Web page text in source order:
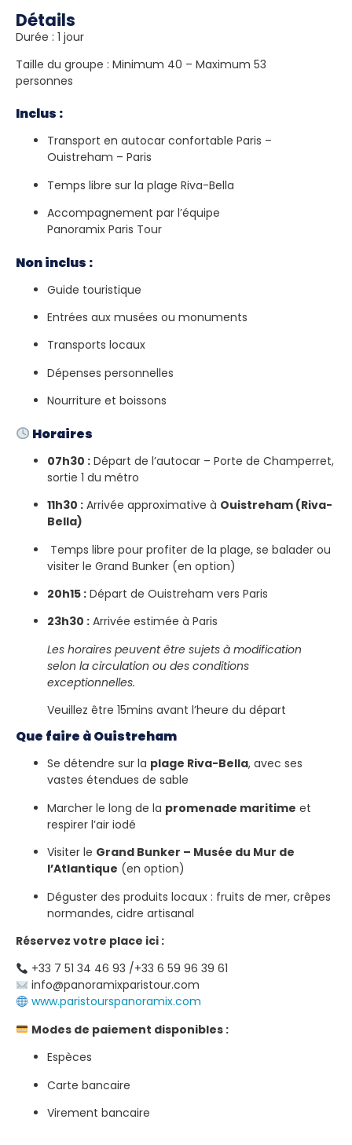
Détails
Durée : 1 jour
Taille du groupe : Minimum 40 – Maximum 53
personnes
Inclus :
Transport en autocar confortable Paris –
Ouistreham – Paris
Temps libre sur la plage Riva-Bella
Accompagnement par l’équipe
Panoramix Paris Tour
Non inclus :
Guide touristique
Entrées aux musées ou monuments
Transports locaux
Dépenses personnelles
Nourriture et boissons
Horaires
07h30 : Départ de l’autocar – Porte de Champerret,
sortie 1 du métro
11h30 : Arrivée approximative à Ouistreham (Riva-
Bella)
Temps libre pour profiter de la plage, se balader ou
visiter le Grand Bunker (en option)
20h15 : Départ de Ouistreham vers Paris
23h30 : Arrivée estimée à Paris
Les horaires peuvent être sujets à modification
selon la circulation ou des conditions
exceptionnelles.
Veuillez être 15mins avant l’heure du départ
Que faire à Ouistreham
Se détendre sur la plage Riva-Bella, avec ses
vastes étendues de sable
Marcher le long de la promenade maritime et
respirer l’air iodé
Visiter le Grand Bunker – Musée du Mur de
l’Atlantique (en option)
Déguster des produits locaux : fruits de mer, crêpes
normandes, cidre artisanal
Réservez votre place ici :
+33 7 51 34 46 93 /+33 6 59 96 39 61
info@panoramixparistour.com
www.paristourspanoramix.com
Modes de paiement disponibles :
Espèces
Carte bancaire
Virement bancaire